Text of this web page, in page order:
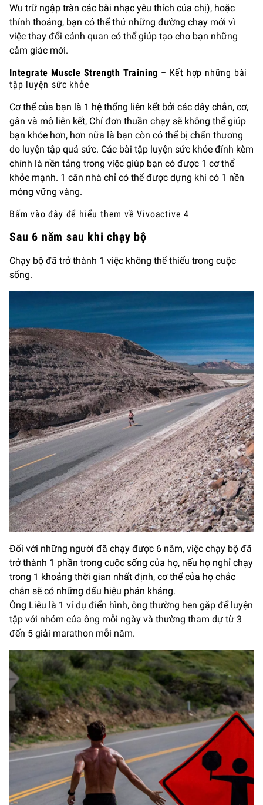
Wu trữ ngập tràn các bài nhạc yêu thích của chị), hoặc
thỉnh thoảng, bạn có thể thử những đường chạy mới vì
việc thay đổi cảnh quan có thể giúp tạo cho bạn những
cảm giác mới.
Integrate Muscle Strength Training – Kết hợp những bài
tập luyện sức khỏe
Cơ thể của bạn là 1 hệ thống liên kết bởi các dây chằn, cơ,
gân và mô liên kết, Chỉ đơn thuần chạy sẽ không thể giúp
bạn khỏe hơn, hơn nữa là bạn còn có thể bị chấn thương
do luyện tập quá sức. Các bài tập luyện sức khỏe đính kèm
chính là nền tảng trong việc giúp bạn có được 1 cơ thể
khỏe mạnh. 1 căn nhà chỉ có thể được dựng khi có 1 nền
móng vững vàng.
Bấm vào đây để hiểu them về Vivoactive 4
Sau 6 năm sau khi chạy bộ
Chạy bộ đã trở thành 1 việc không thể thiếu trong cuộc
sống.
Đối với những người đã chạy được 6 năm, việc chạy bộ đã
trở thành 1 phần trong cuộc sống của họ, nếu họ nghỉ chạy
trong 1 khoảng thời gian nhất định, cơ thể của họ chắc
chắn sẽ có những dấu hiệu phản kháng.
Ông Liêu là 1 ví dụ điển hình, ông thường hẹn gặp để luyện
tập với nhóm của ông mỗi ngày và thường tham dự từ 3
đến 5 giải marathon mỗi năm.